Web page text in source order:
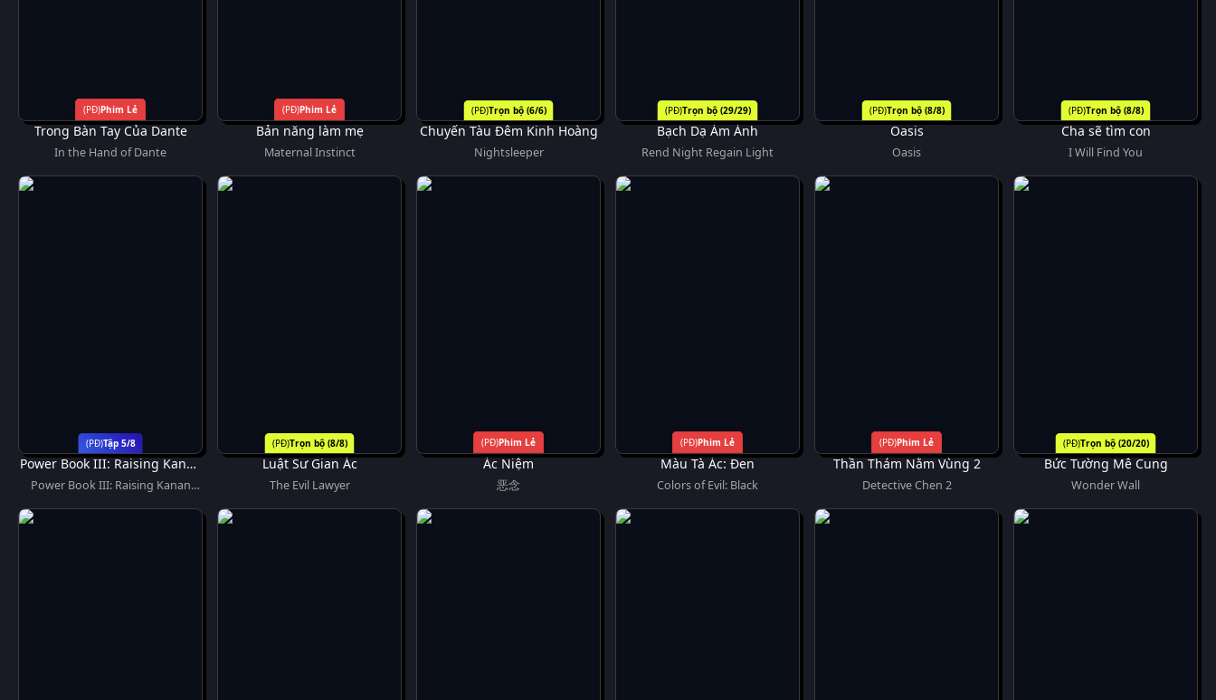
Phim Lẻ
Trong Bàn Tay Của Dante
In the Hand of Dante
Phim Lẻ
Bản năng làm mẹ
Maternal Instinct
Trọn bộ (6/6)
Chuyến Tàu Đêm Kinh Hoàng
Nightsleeper
Trọn bộ (29/29)
Bạch Dạ Ám Ảnh
Rend Night Regain Light
Trọn bộ (8/8)
Oasis
Oasis
Trọn bộ (8/8)
Cha sẽ tìm con
I Will Find You
Tập 5/8
Power Book III: Raising Kanan
(Phần 5)
Power Book III: Raising Kanan
Trọn bộ (8/8)
Luật Sư Gian Ác
The Evil Lawyer
Phim Lẻ
Ác Niệm
恶念
Phim Lẻ
Màu Tà Ác: Đen
Colors of Evil: Black
Phim Lẻ
Thần Thám Nằm Vùng 2
Detective Chen 2
Trọn bộ (20/20)
Bức Tường Mê Cung
Wonder Wall